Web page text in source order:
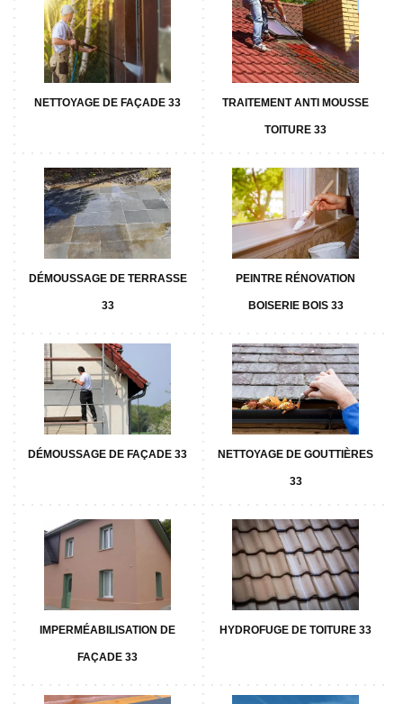
NETTOYAGE DE FAÇADE 33 TRAITEMENT ANTI MOUSSE
TOITURE 33
DÉMOUSSAGE DE TERRASSE
33
PEINTRE RÉNOVATION
BOISERIE BOIS 33
DÉMOUSSAGE DE FAÇADE 33 NETTOYAGE DE GOUTTIÈRES
33
IMPERMÉABILISATION DE
FAÇADE 33
HYDROFUGE DE TOITURE 33